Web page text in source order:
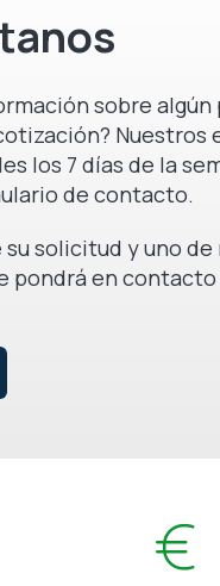
sobre
Nuestros
los 7 días de la
de contacto.
su solicitud y uno
pondrá en